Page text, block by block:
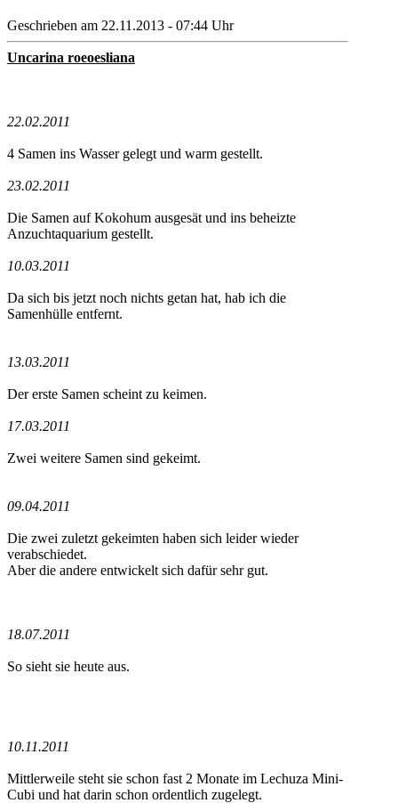
Geschrieben am 22.11.2013 - 07:44 Uhr
Uncarina roeoesliana
22.02.2011
4 Samen ins Wasser gelegt und warm gestellt.
23.02.2011
Die Samen auf Kokohum ausgesät und ins beheizte
Anzuchtaquarium gestellt.
10.03.2011
Da sich bis jetzt noch nichts getan hat, hab ich die
Samenhülle entfernt.
13.03.2011
Der erste Samen scheint zu keimen.
17.03.2011
Zwei weitere Samen sind gekeimt.
09.04.2011
Die zwei zuletzt gekeimten haben sich leider wieder
verabschiedet.
Aber die andere entwickelt sich dafür sehr gut.
18.07.2011
So sieht sie heute aus.
10.11.2011
Mittlerweile steht sie schon fast 2 Monate im Lechuza Mini-
Cubi und hat darin schon ordentlich zugelegt.